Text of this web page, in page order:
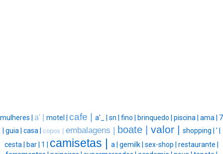
mulheres | a' | motel | cafe | a'_ | sn | fino | brinquedo | piscina | ama | 7
guia | casa | copos | embalagens | boate | valor | shopping | ' |
cesta |
bar | 1 | camisetas | a | gemilk | sex-shop | restaurante |